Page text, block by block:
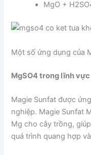
MgO +
Một số ứng dụng của
MgSO4 trong lĩnh
Magie Sunfat được
nghiệp. Magie Sunfat
Mg cho cây trồng,
quá trình quang hợp